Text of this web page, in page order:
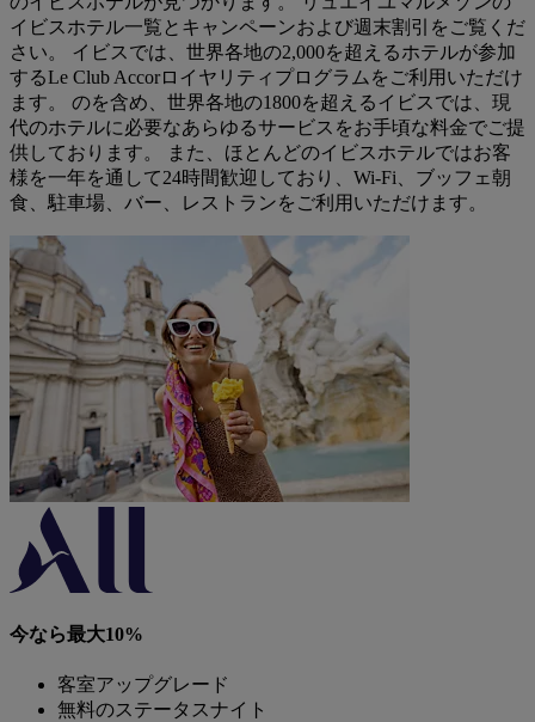
イビスホテル一覧とキャンペーンおよび週末割引をご覧くだ
さい。 イビスでは、世界各地の2,000を超えるホテルが参加
するLe Club Accorロイヤリティプログラムをご利用いただけ
ます。 のを含め、世界各地の1800を超えるイビスでは、現
代のホテルに必要なあらゆるサービスをお手頃な料金でご提
供しております。 また、ほとんどのイビスホテルではお客
様を一年を通して24時間歓迎しており、Wi-Fi、ブッフェ朝
食、駐車場、バー、レストランをご利用いただけます。
今なら最大10%
客室アップグレード
無料のステータスナイト